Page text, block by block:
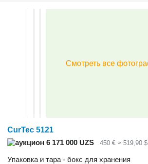
CurTec 5121
6 171 000 UZS
450 € ≈ 519,90 $
Упаковка и тара - бокс для хранения